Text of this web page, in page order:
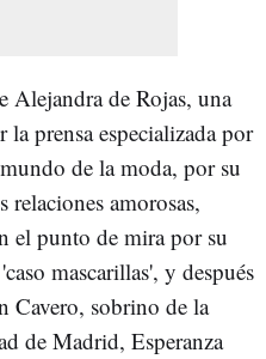
Alejandra de Rojas, una
prensa especializada por
de la moda, por su
relaciones amorosas,
el punto de mira por su
mascarillas', y después
Cavero, sobrino de la
de Madrid, Esperanza